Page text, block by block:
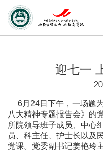
迎七一
6月24日下午，一场题
八大精神专题报告会》的
所院领导班子成员、中心
员、科主任、护士长以及
党课。党委副书记姜艳玲